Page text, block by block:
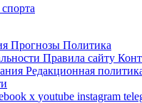
Прогнозы Политика
Правила сайту
Редакционная
x youtube instagram